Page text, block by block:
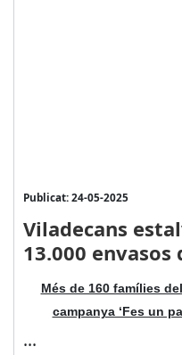
Publicat: 24-05-2025
Viladecans
13.000 envasos
Més de 160 famílies
campanya ‘Fes un
...